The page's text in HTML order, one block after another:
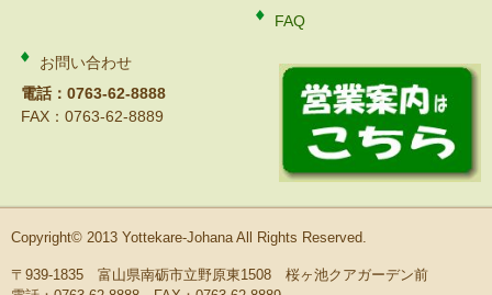
FAQ
お問い合わせ
電話：0763-62-8888
FAX：0763-62-8889
Copyright© 2013 Yottekare-Johana All Rights Reserved.
〒939-1835 富山県南砺市立野原東1508 桜ヶ池クアガーデン前